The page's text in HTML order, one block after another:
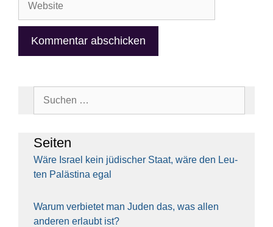
Sei­ten
Wäre Isra­el kein jüdi­scher Staat, wäre den Leu­
ten Paläs­ti­na egal
War­um ver­bie­tet man Juden das, was allen
ande­ren erlaubt ist?